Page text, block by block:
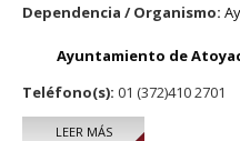
Dependencia / Organismo:
Ayuntamiento de
Teléfono(s): 01 (372)410 2701
LEER MÁSSOBRE MARIA